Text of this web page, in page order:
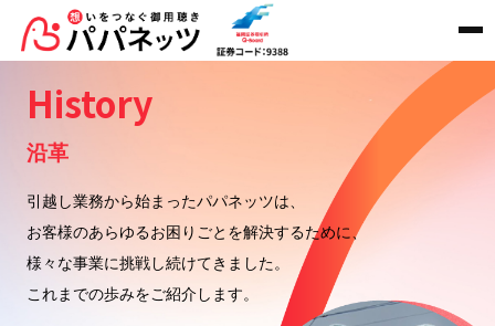
History
沿革
引越し業務から始まったパパネッツは、
お客様のあらゆるお困りごとを解決するために、
様々な事業に挑戦し続けてきました。
これまでの歩みをご紹介します。